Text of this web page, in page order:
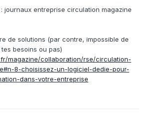
journaux entreprise circulation magazine
de solutions (par contre, impossible de
besoins ou pas)
magazine/collaboration/rse/circulation-
8-choisissez-un-logiciel-dedie-pour-
dans-votre-entreprise